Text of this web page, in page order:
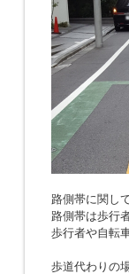
路側帯に関し
路側帯は歩行
歩行者や自転
歩道代わりの